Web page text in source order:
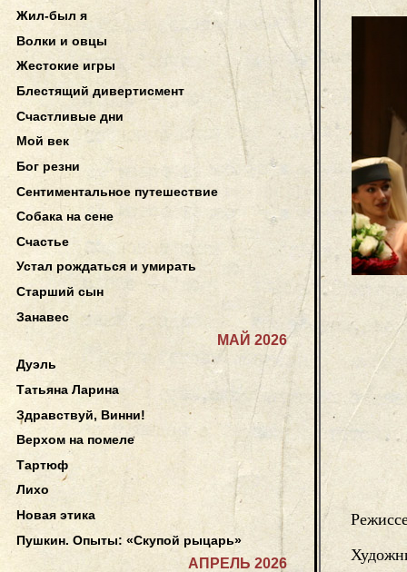
Жил-был я
Волки и овцы
Жестокие игры
Блестящий дивертисмент
Счастливые дни
Мой век
Бог резни
Сентиментальное путешествие
Собака на сене
Счастье
Устал рождаться и умирать
Старший сын
Занавес
МАЙ 2026
Дуэль
Татьяна Ларина
Здравствуй, Винни!
Верхом на помеле
Тартюф
Лихо
Новая этика
Пушкин. Опыты: «Скупой рыцарь»
АПРЕЛЬ 2026